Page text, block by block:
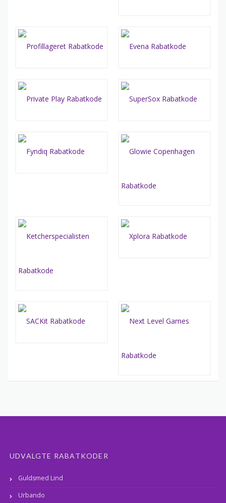
UDVALGTE RABATKODER
Guldsmed Lind
Urbando